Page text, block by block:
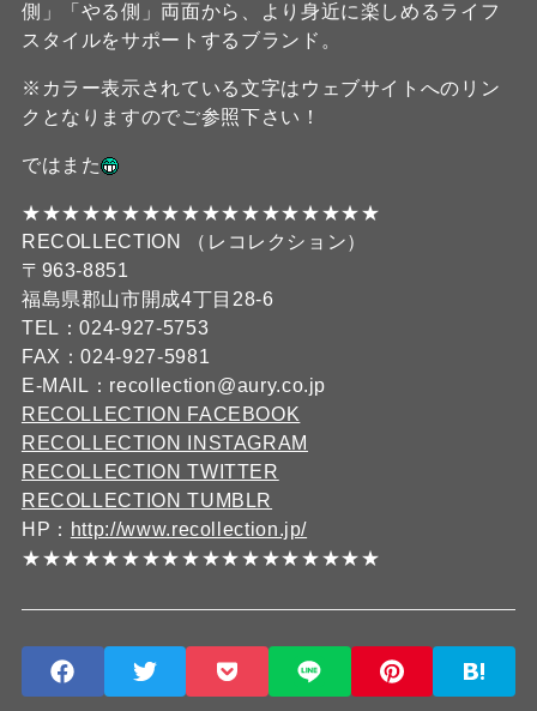
側」「やる側」両面から、より身近に楽しめるライフ
スタイルをサポートするブランド。
※カラー表示されている文字はウェブサイトへのリン
クとなりますのでご参照下さい！
ではまた
★★★★★★★★★★★★★★★★★★
RECOLLECTION （レコレクション）
〒963-8851
福島県郡山市開成4丁目28-6
TEL：024-927-5753
FAX：024-927-5981
E-MAIL：recollection@aury.co.jp
RECOLLECTION FACEBOOK
RECOLLECTION INSTAGRAM
RECOLLECTION TWITTER
RECOLLECTION TUMBLR
HP： http://www.recollection.jp/
★★★★★★★★★★★★★★★★★★